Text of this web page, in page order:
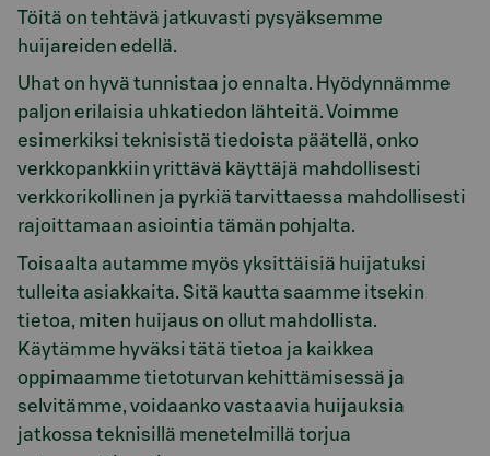
Töitä on tehtävä jatkuvasti pysyäksemme
huijareiden edellä.
Uhat on hyvä tunnistaa jo ennalta. Hyödynnämme
paljon erilaisia uhkatiedon lähteitä. Voimme
esimerkiksi teknisistä tiedoista päätellä, onko
verkkopankkiin yrittävä käyttäjä mahdollisesti
verkkorikollinen ja pyrkiä tarvittaessa mahdollisesti
rajoittamaan asiointia tämän pohjalta.
Toisaalta autamme myös yksittäisiä huijatuksi
tulleita asiakkaita. Sitä kautta saamme itsekin
tietoa, miten huijaus on ollut mahdollista.
Käytämme hyväksi tätä tietoa ja kaikkea
oppimaamme tietoturvan kehittämisessä ja
selvitämme, voidaanko vastaavia huijauksia
jatkossa teknisillä menetelmillä torjua